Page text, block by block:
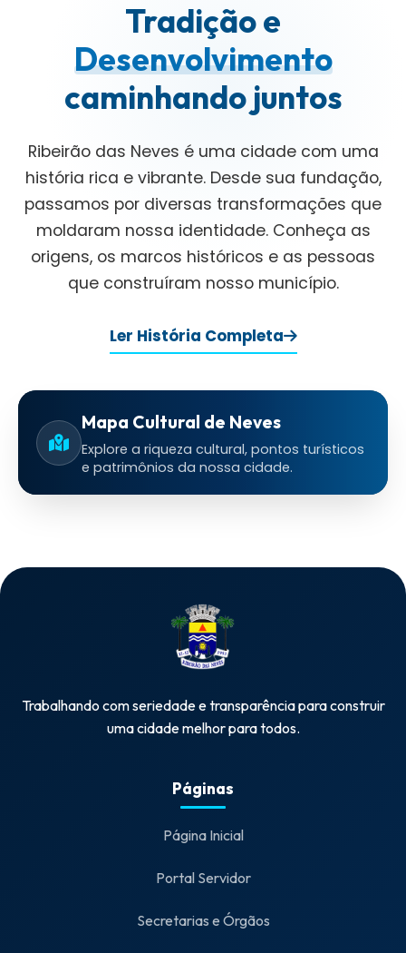
Tradição e
Desenvolvimento
caminhando juntos
Ribeirão das Neves é uma cidade com uma
história rica e vibrante. Desde sua fundação,
passamos por diversas transformações que
moldaram nossa identidade. Conheça as
origens, os marcos históricos e as pessoas
que construíram nosso município.
Ler História Completa
Mapa Cultural de Neves
Explore a riqueza cultural, pontos turísticos
e patrimônios da nossa cidade.
Trabalhando com seriedade e transparência para construir
uma cidade melhor para todos.
Páginas
Página Inicial
Portal Servidor
Secretarias e Órgãos